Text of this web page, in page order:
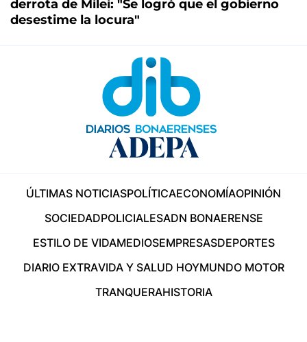
derrota de Milei: "Se logró que el gobierno
desestime la locura"
ÚLTIMAS NOTICIASPOLÍTICAECONOMÍAOPINIÓN
SOCIEDADPOLICIALESADN BONAERENSE
ESTILO DE VIDAMEDIOSEMPRESASDEPORTES
DIARIO EXTRAVIDA Y SALUD HOYMUNDO MOTOR
TRANQUERAHISTORIA